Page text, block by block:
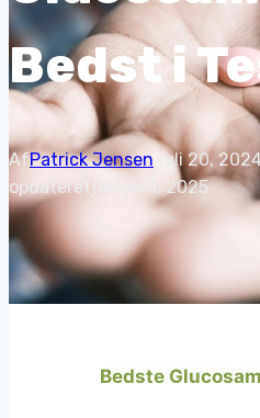
Bedst i
AfPatrick Jensen juli 20,
opdateret januar 1, 2025
Bedste